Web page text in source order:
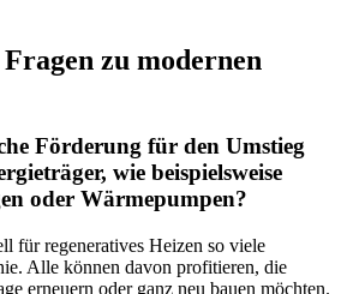
zu modernen
Förderung für den Umstieg
wie beispielsweise
oder Wärmepumpen?
für regeneratives Heizen so viele
Alle können davon profitieren, die
erneuern oder ganz neu bauen möchten.